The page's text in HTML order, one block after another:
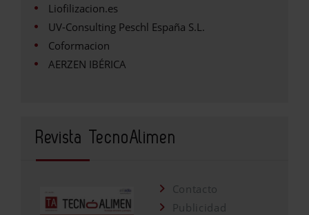
Liofilizacion.es
UV-Consulting Peschl España S.L.
Coformacion
AERZEN IBÉRICA
Revista TecnoAlimen
Contacto
Publicidad